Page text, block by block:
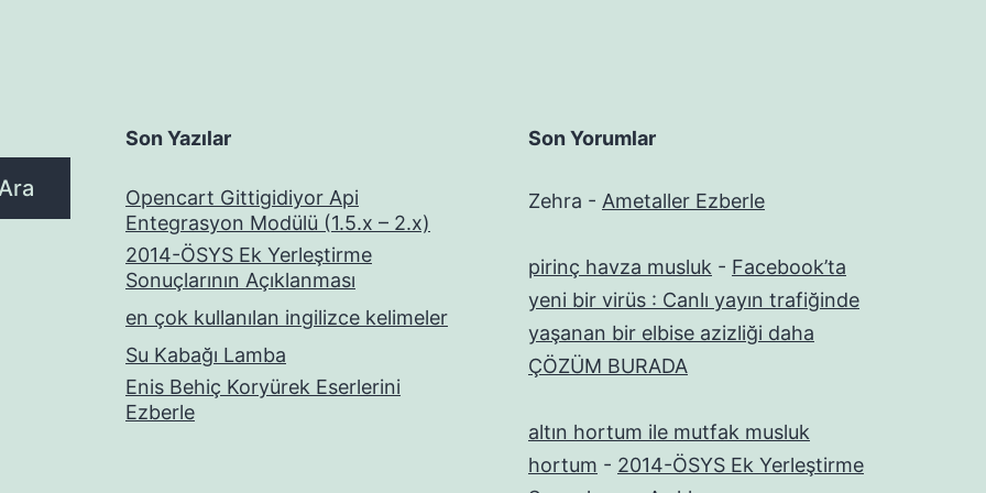
Son Yazılar
Opencart Gittigidiyor Api
Entegrasyon Modülü (1.5.x – 2.x)
2014-ÖSYS Ek Yerleştirme
Sonuçlarının Açıklanması
en çok kullanılan ingilizce kelimeler
Su Kabağı Lamba
Enis Behiç Koryürek Eserlerini
Ezberle
Son Yorumlar
Zehra - Ametaller Ezberle
pirinç havza musluk - Facebook’ta
yeni bir virüs : Canlı yayın trafiğinde
yaşanan bir elbise azizliği daha
ÇÖZÜM BURADA
altın hortum ile mutfak musluk
hortum - 2014-ÖSYS Ek Yerleştirme